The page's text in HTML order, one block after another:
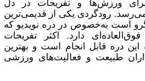
ورزش‌ها و تفریحات در دل
رودگردی یکی از قدیمی‌ترین
است به‌خصوص در دره نویدیو که
دارد. اکثر تفریحات
دره قابل انجام است و بهترین
طبیعت و فعالیت‌های ورزشی